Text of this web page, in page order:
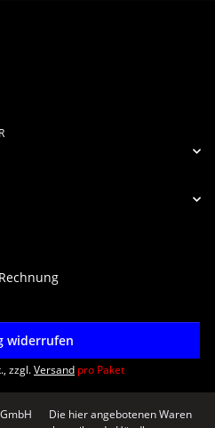
widerrufen
zzgl.Versand pro Paket
Die hier angebotenen Waren